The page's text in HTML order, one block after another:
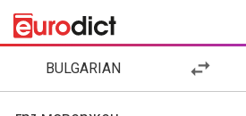
BULGARIAN